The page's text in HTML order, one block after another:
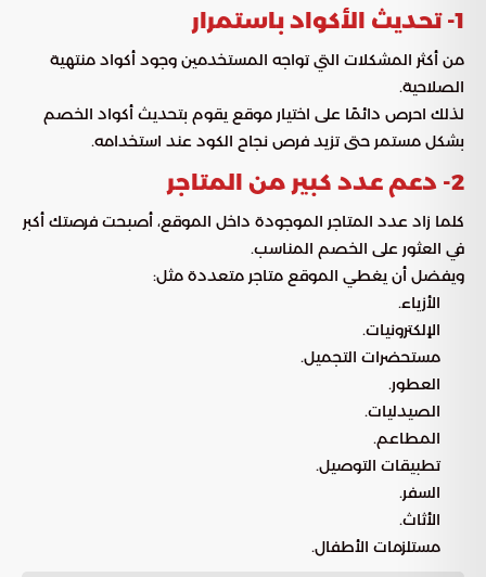
1- تحديث الأكواد باستمرار
من أكثر المشكلات التي تواجه المستخدمين وجود أكواد منتهية
الصلاحية.
لذلك احرص دائمًا على اختيار موقع يقوم بتحديث أكواد الخصم
بشكل مستمر حتى تزيد فرص نجاح الكود عند استخدامه.
2- دعم عدد كبير من المتاجر
كلما زاد عدد المتاجر الموجودة داخل الموقع، أصبحت فرصتك أكبر
في العثور على الخصم المناسب.
ويفضل أن يغطي الموقع متاجر متعددة مثل:
الأزياء.
الإلكترونيات.
مستحضرات التجميل.
العطور.
الصيدليات.
المطاعم.
تطبيقات التوصيل.
السفر.
الأثاث.
مستلزمات الأطفال.